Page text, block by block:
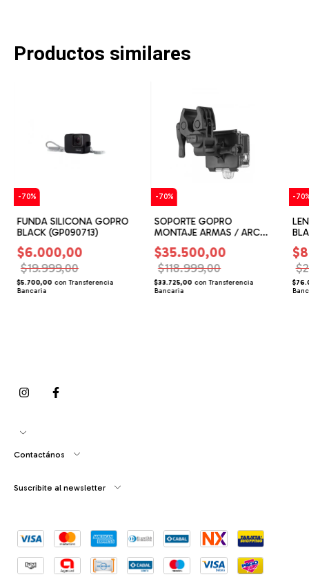
Productos similares
-70%
FUNDA SILICONA GOPRO
BLACK (GP090713)
$6.000,00
$19.999,00
$5.700,00 con Transferencia
Bancaria
-70%
SOPORTE GOPRO
MONTAJE ARMAS / ARCO
(GP080825)
$35.500,00
$118.999,00
$33.725,00 con Transferencia
Bancaria
-70
Contactános
Suscribite al newsletter